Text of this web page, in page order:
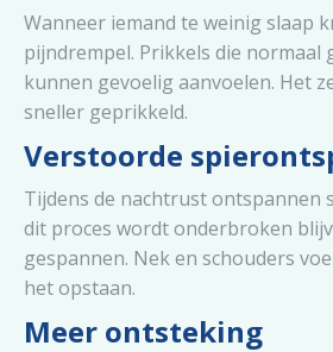
Wanneer iemand te weinig slaap
pijndrempel. Prikkels die normaal
kunnen gevoelig aanvoelen. Het
sneller geprikkeld.
Verstoorde
Tijdens de nachtrust ontspannen
dit proces wordt onderbroken
gespannen. Nek en schouders
het opstaan.
Meer ontsteking